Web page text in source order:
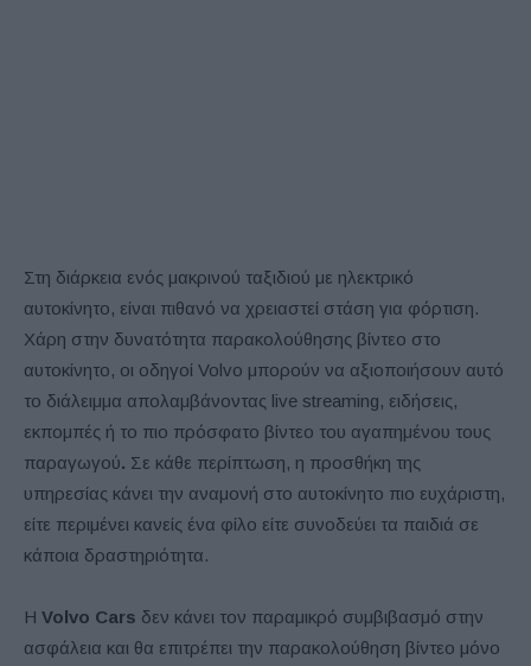
Στη διάρκεια ενός μακρινού ταξιδιού με ηλεκτρικό
αυτοκίνητο, είναι πιθανό να χρειαστεί στάση για φόρτιση.
Χάρη στην δυνατότητα παρακολούθησης βίντεο στο
αυτοκίνητο, οι οδηγοί Volvo μπορούν να αξιοποιήσουν αυτό
το διάλειμμα απολαμβάνοντας live streaming, ειδήσεις,
εκπομπές ή το πιο πρόσφατο βίντεο του αγαπημένου τους
παραγωγού. Σε κάθε περίπτωση, η προσθήκη της
υπηρεσίας κάνει την αναμονή στο αυτοκίνητο πιο ευχάριστη,
είτε περιμένει κανείς ένα φίλο είτε συνοδεύει τα παιδιά σε
κάποια δραστηριότητα.
Η Volvo Cars δεν κάνει τον παραμικρό συμβιβασμό στην
ασφάλεια και θα επιτρέπει την παρακολούθηση βίντεο μόνο